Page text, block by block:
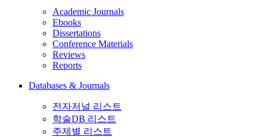
Academic Journals
Ebooks
Dissertations
Conference Materials
Reviews
Reports
Databases & Journals
전자저널 리스트
학술DB 리스트
주제별 리스트